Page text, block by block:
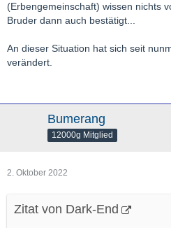
(Erbengemeinschaft) wissen nichts
Bruder dann auch bestätigt...
An dieser Situation hat sich seit
verändert.
Bumerang
12000g Mitglied
2. Oktober 2022
Zitat von Dark-End